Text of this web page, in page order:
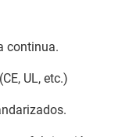
continua.
UL, etc.)